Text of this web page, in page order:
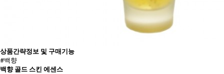
상품간략정보 및 구매기능
#백향
백향 골드 스킨 에센스